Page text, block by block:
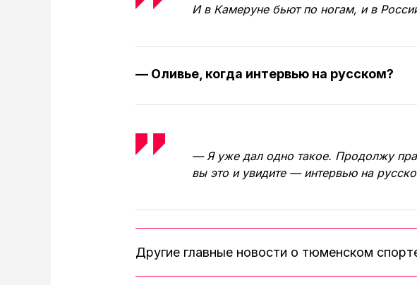
И в Камеруне бьют по ногам, и в
— Оливье, когда интервью на русском?
— Я уже дал одно такое. Продолжу
вы это и увидите — интервью на
Другие главные новости о тюменском